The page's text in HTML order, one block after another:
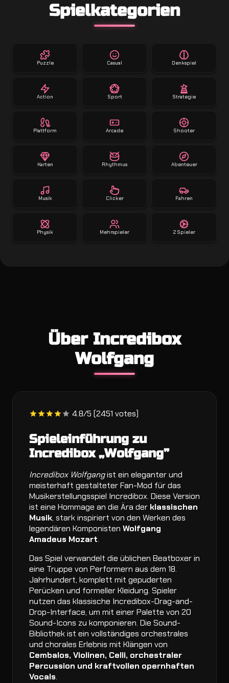
Spielkategorien
Puzzle Casual Denkspiel
Action Sport Strategie
Plattform Arcade Shooter
Karten Rhythmus Abenteuer
Musik Clicker Fahren
Physik Mehrspieler 2 Spieler
Über Incredibox
Wolfgang
4.8/5 (2451 votes)
Spieleinführung zu
Incredibox „Wolfgang”
Incredibox Wolfgangist ein eleganter und
meisterhaft gestalteter Fan-Mod für das
Musikerstellungsspiel Incredibox. Diese Version
ist eine Hommage an die Ära der klassischen
Musik, stark inspiriert von den Werken des
legendären Komponisten Wolfgang
Amadeus Mozart.
Das Spiel verwandelt die üblichen Beatboxer in
eine Truppe von Performern aus dem 18.
Jahrhundert, komplett mit gepuderten
Perücken und formeller Kleidung. Spieler
nutzen das klassische Incredibox-Drag-and-
Drop-Interface, um mit einer Palette von 20
Sound-Icons zu komponieren. Die Sound-
Bibliothek ist ein vollständiges orchestrales
und chorales Erlebnis mit Klängen von
Cembalos, Violinen, Celli, orchestraler
Percussion und kraftvollen opernhaften
Vocals.